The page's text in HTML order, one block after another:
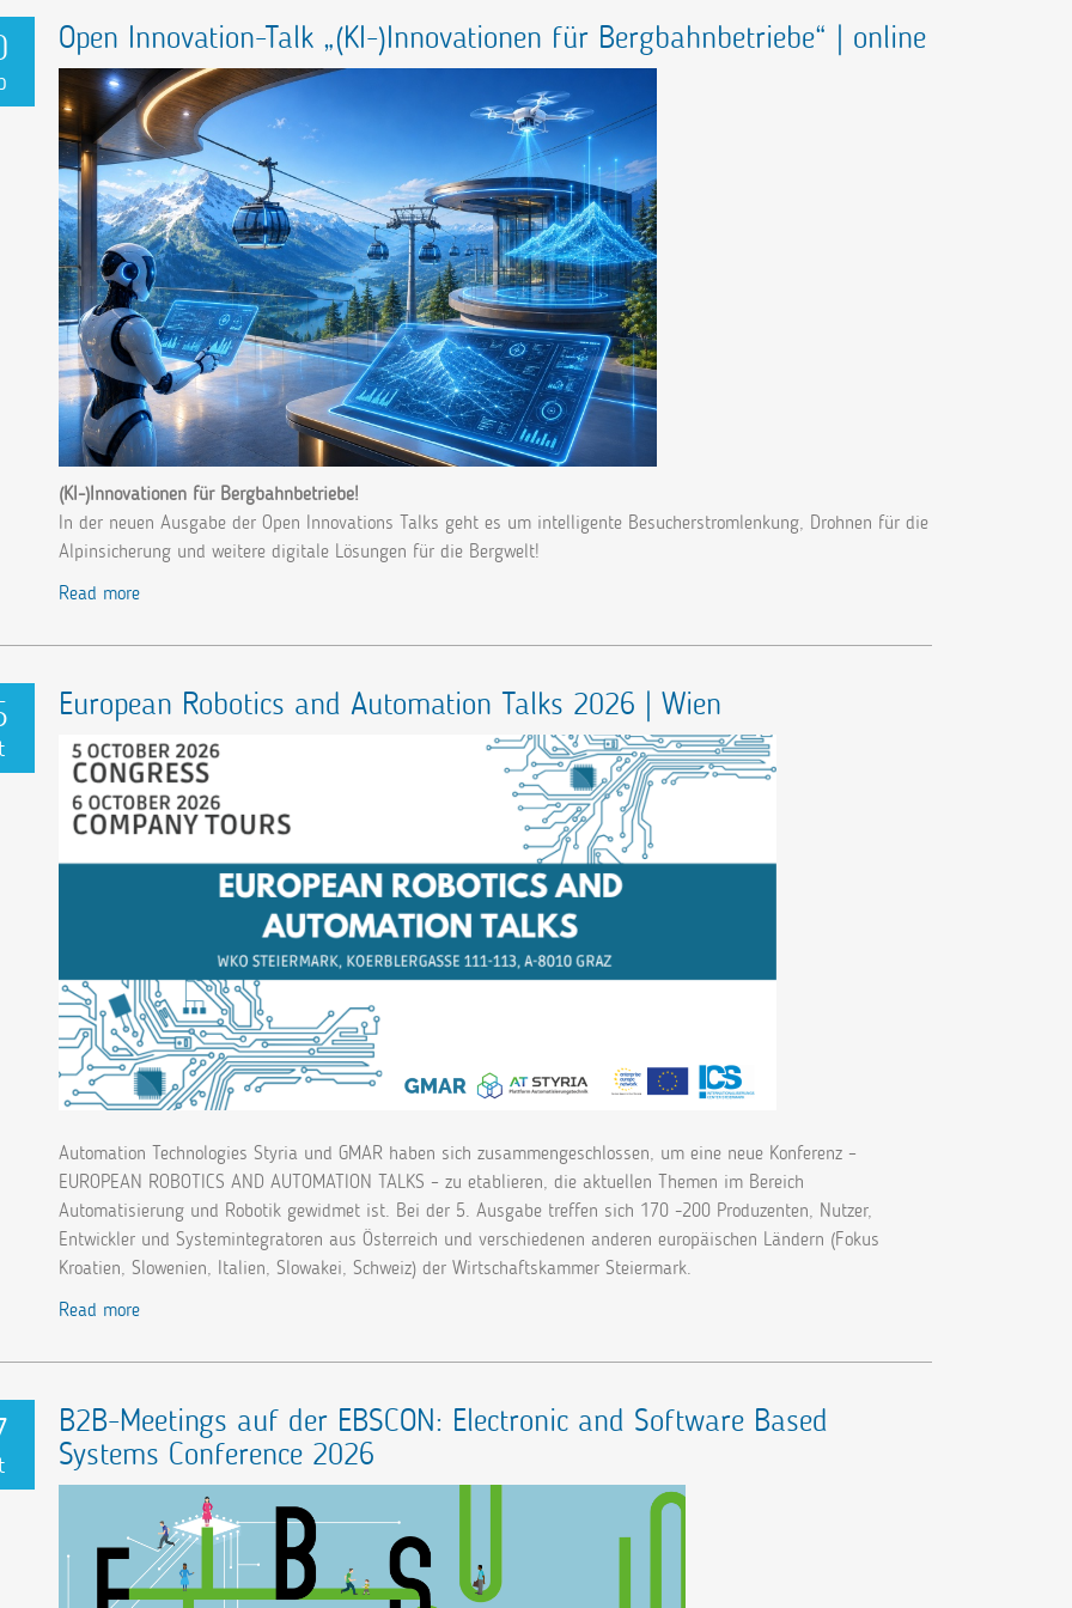
Open Innovation-Talk „(KI-)Innovationen für Bergbahnbetriebe“ | online
(KI-)Innovationen für Bergbahnbetriebe!
In der neuen Ausgabe der Open Innovations Talks geht es um intelligente Besucherstromlenkung, Drohnen für die
Alpinsicherung und weitere digitale Lösungen für die Bergwelt!
Read more
European Robotics and Automation Talks 2026 | Wien
Automation Technologies Styria und GMAR haben sich zusammengeschlossen, um eine neue Konferenz –
EUROPEAN ROBOTICS AND AUTOMATION TALKS – zu etablieren, die aktuellen Themen im Bereich
Automatisierung und Robotik gewidmet ist. Bei der 5. Ausgabe treffen sich 170 -200 Produzenten, Nutzer,
Entwickler und Systemintegratoren aus Österreich und verschiedenen anderen europäischen Ländern (Fokus
Kroatien, Slowenien, Italien, Slowakei, Schweiz) der Wirtschaftskammer Steiermark.
Read more
B2B-Meetings auf der EBSCON: Electronic and Software Based
Systems Conference 2026